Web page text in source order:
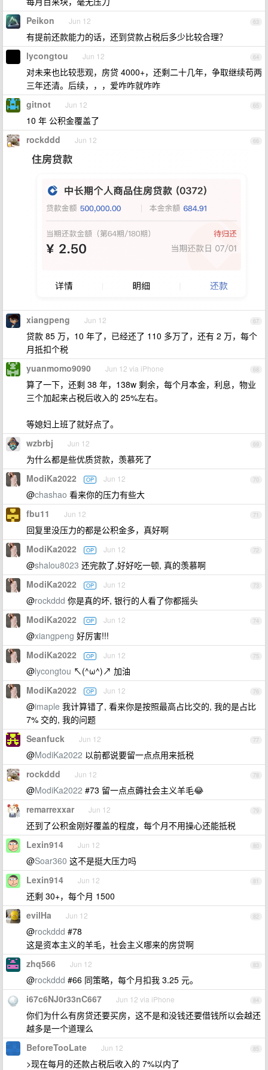
63
Peikon Jun 12
有提前还款能力的话，还到贷款占税后多少比较合理？
64
lycongtou Jun 12
对未来也比较悲观，房贷 4000+，还剩二十几年，争取继续苟两
三年还清。后续，，，爱咋咋就咋咋
65
gitnot Jun 12
10 年 公积金覆盖了
66
rockddd Jun 12
67
xiangpeng Jun 12
贷款 85 万，10 年了，已经还了 110 多万了，还有 2 万，每个
月抵扣个税
68
yuanmomo9090 Jun 12 via iPhone
算了一下，还剩 38 年，138w 剩余，每个月本金，利息，物业
三个加起来占税后收入的 25%左右。
等媳妇上班了就好点了。
69
wzbrbj Jun 12
为什么都是些优质贷款，羡慕死了
70
ModiKa2022 OP Jun 12
@chashao 看来你的压力有些大
71
fbu11 Jun 12
回复里没压力的都是公积金多，真好啊
72
ModiKa2022 OP Jun 12
@shalou8023 还完款了,好好吃一顿, 真的羡慕啊
73
ModiKa2022 OP Jun 12
@rockddd 你是真的坏, 银行的人看了你都摇头
74
ModiKa2022 OP Jun 12
@xiangpeng 好厉害!!!
75
ModiKa2022 OP Jun 12
@lycongtou ↖(^ω^)↗ 加油
76
ModiKa2022 OP Jun 12
@imaple 我计算错了, 看来你是按照最高占比交的, 我的是占比
7% 交的, 我的问题
77
Seanfuck Jun 12
@ModiKa2022 以前都说要留一点点用来抵税
78
rockddd Jun 12
@ModiKa2022 #73 留一点点薅社会主义羊毛😂
79
remarrexxar Jun 12
还到了公积金刚好覆盖的程度，每个月不用操心还能抵税
80
Lexin914 Jun 12
@Soar360 这不是挺大压力吗
81
Lexin914 Jun 12
还剩 30+，每个月 1500
82
evilHa Jun 12
@rockddd #78
这是资本主义的羊毛，社会主义哪来的房贷啊
83
zhq566 Jun 12
@rockddd #66 同策略，每个月扣我 3.25 元。
84
i67c6NJ0r33nC667 Jun 12 via iPhone
你们为什么有房贷还要买房，这不是和没钱还要借钱所以会越还
越多是一个道理么
85
BeforeTooLate Jun 12
>现在每月的还款占税后收入的 7%以内了